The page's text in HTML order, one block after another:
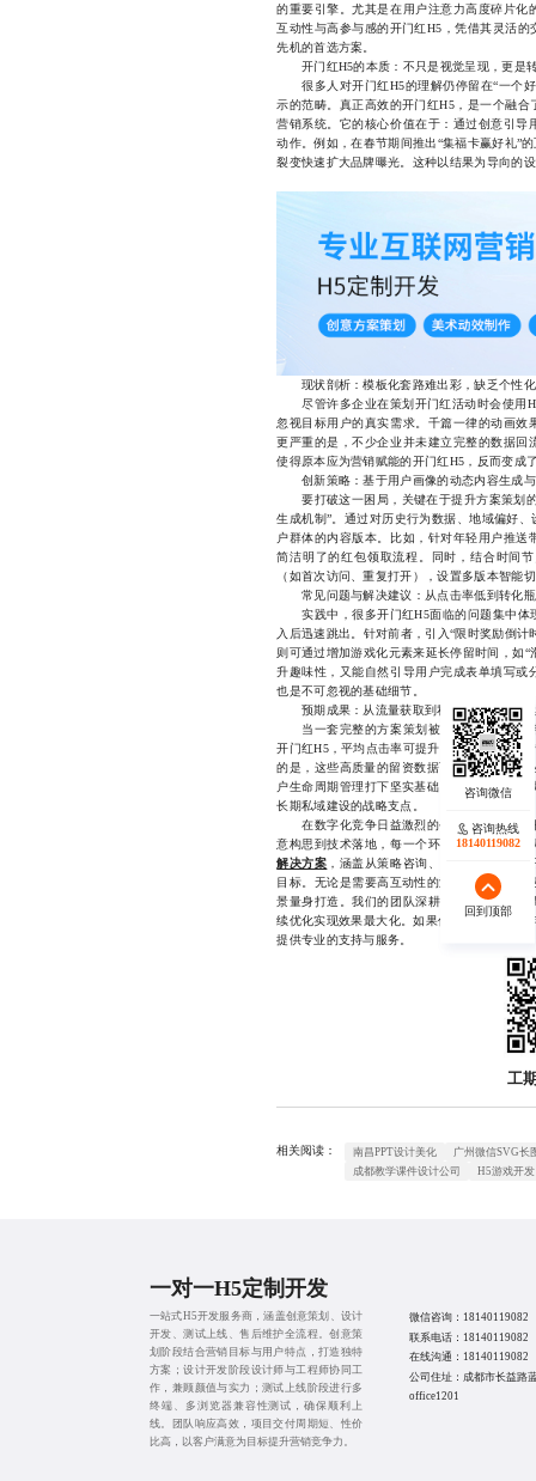
的重要引擎。尤其是在用户注意力高度碎片
互动性与高参与感的开门红H5，凭借其灵活
先机的首选方案。
开门红H5的本质：不只是视觉呈现，更是
很多人对开门红H5的理解仍停留在“一个好
示的范畴。真正高效的开门红H5，是一个融
营销系统。它的核心价值在于：通过创意引
动作。例如，在春节期间推出“集福卡赢好礼”
裂变快速扩大品牌曝光。这种以结果为导向的
现状剖析：模板化套路难出彩，缺乏个性化
尽管许多企业在策划开门红活动时会使用
忽视目标用户的真实需求。千篇一律的动画
更严重的是，不少企业并未建立完整的数据
使得原本应为营销赋能的开门红H5，反而变成
创新策略：基于用户画像的动态内容生成与
要打破这一困局，关键在于提升方案策划的
生成机制”。通过对历史行为数据、地域偏好
户群体的内容版本。比如，针对年轻用户推
简洁明了的红包领取流程。同时，结合时间
（如首次访问、重复打开），设置多版本智能
常见问题与解决建议：从点击率低到转化
实践中，很多开门红H5面临的问题集中体
入后迅速跳出。针对前者，引入“限时奖励倒
则可通过增加游戏化元素来延长停留时间，如
升趣味性，又能自然引导用户完成表单填写
也是不可忽视的基础细节。
预期成果：从流量获取到私域沉淀的可持
当一套完整的方案策划被科学执行后，其
开门红H5，平均点击率可提升60%以上，表单
的是，这些高质量的留资数据可以无缝对接企
户生命周期管理打下坚实基础。可以说，一次
长期私域建设的战略支点。
在数字化竞争日益激烈的今天，能否用好
意构思到技术落地，每一个环节都需要专业团
解决方案 ，涵盖从策略咨询、视觉设计到前
目标。无论是需要高互动性的游戏化H5，还
景量身打造。我们的团队深耕行业多年，擅
续优化实现效果最大化。如果你正在筹备2024
提供专业的支持与服务。
工
相关阅读： 南昌PPT设计美化
广州微信SVG长
成都教学课件设计公司
H5游戏开发
咨询热线
18140119082
回到顶部
咨询热线
18140119082
回到顶部
一对一H5定制开发
一站式H5开发服务商，涵盖创意策划、设计
开发、测试上线、售后维护全流程。创意策
划阶段结合营销目标与用户特点，打造独特
方案；设计开发阶段设计师与工程师协同工
作，兼顾颜值与实力；测试上线阶段进行多
终端、多浏览器兼容性测试，确保顺利上
线。团队响应高效，项目交付周期短、性价
比高，以客户满意为目标提升营销竞争力。
微信咨询： 18140119082
联系电话： 18140119082
在线沟通： 18140119082
公司住址：成都市长益路
office1201